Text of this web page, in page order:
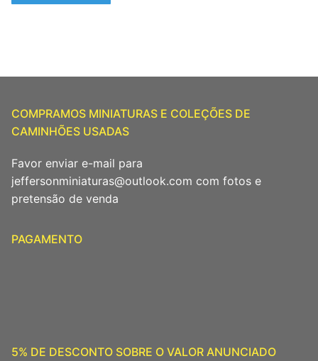
COMPRAMOS MINIATURAS E COLEÇÕES DE
CAMINHÕES USADAS
Favor enviar e-mail para
jeffersonminiaturas@outlook.com com fotos e
pretensão de venda
PAGAMENTO
5% DE DESCONTO SOBRE O VALOR ANUNCIADO